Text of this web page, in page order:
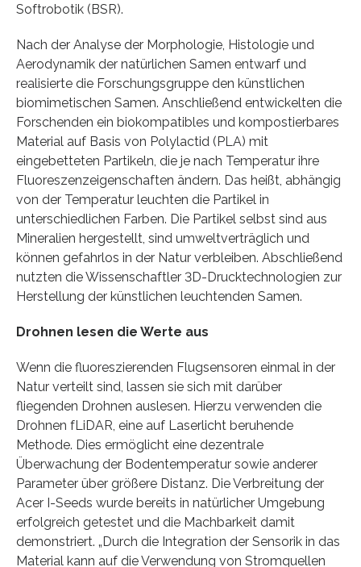
Softrobotik (BSR).
Nach der Analyse der Morphologie, Histologie und
Aerodynamik der natürlichen Samen entwarf und
realisierte die Forschungsgruppe den künstlichen
biomimetischen Samen. Anschließend entwickelten die
Forschenden ein biokompatibles und kompostierbares
Material auf Basis von Polylactid (PLA) mit
eingebetteten Partikeln, die je nach Temperatur ihre
Fluoreszenzeigenschaften ändern. Das heißt, abhängig
von der Temperatur leuchten die Partikel in
unterschiedlichen Farben. Die Partikel selbst sind aus
Mineralien hergestellt, sind umweltverträglich und
können gefahrlos in der Natur verbleiben. Abschließend
nutzten die Wissenschaftler 3D-Drucktechnologien zur
Herstellung der künstlichen leuchtenden Samen.
Drohnen lesen die Werte aus
Wenn die fluoreszierenden Flugsensoren einmal in der
Natur verteilt sind, lassen sie sich mit darüber
fliegenden Drohnen auslesen. Hierzu verwenden die
Drohnen fLiDAR, eine auf Laserlicht beruhende
Methode. Dies ermöglicht eine dezentrale
Überwachung der Bodentemperatur sowie anderer
Parameter über größere Distanz. Die Verbreitung der
Acer I-Seeds wurde bereits in natürlicher Umgebung
erfolgreich getestet und die Machbarkeit damit
demonstriert. „Durch die Integration der Sensorik in das
Material kann auf die Verwendung von Stromquellen